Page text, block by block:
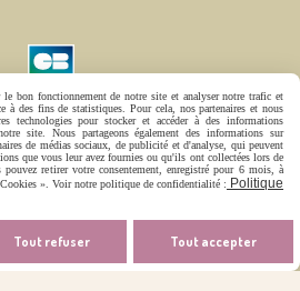
bon fonctionnement de notre site et analyser notre trafic et
à des fins de statistiques. Pour cela, nos partenaires et nous
technologies pour stocker et accéder à des informations
site. Nous partageons également des informations sur
de médias sociaux, de publicité et d'analyse, qui peuvent
que vous leur avez fournies ou qu'ils ont collectées lors de
retirer votre consentement, enregistré pour 6 mois, à
». Voir notre politique de confidentialité : Politique
Tout refuser Tout accepter